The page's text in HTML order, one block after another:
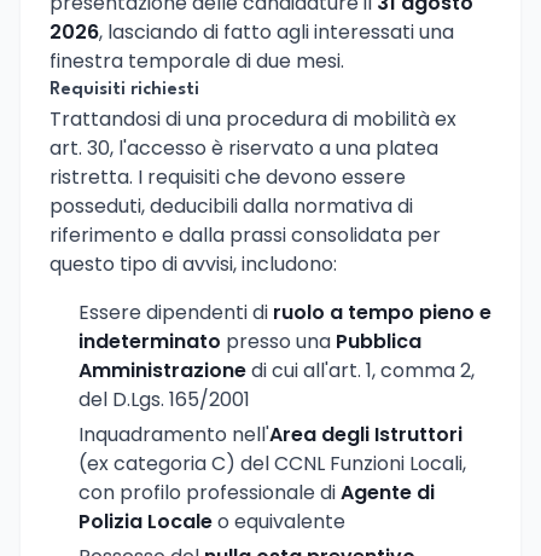
2026, lasciando di fatto agli interessati una
finestra temporale di due mesi.
Requisiti richiesti
Trattandosi di una procedura di mobilità ex
art. 30, l'accesso è riservato a una platea
ristretta. I requisiti che devono essere
posseduti, deducibili dalla normativa di
riferimento e dalla prassi consolidata per
questo tipo di avvisi, includono:
Essere dipendenti di ruolo a tempo pieno e
indeterminato presso una Pubblica
Amministrazionedi cui all'art. 1, comma 2,
del D.Lgs. 165/2001
Inquadramento nell'Area degli Istruttori
(ex categoria C) del CCNL Funzioni Locali,
con profilo professionale diAgente di
Polizia Localeo equivalente